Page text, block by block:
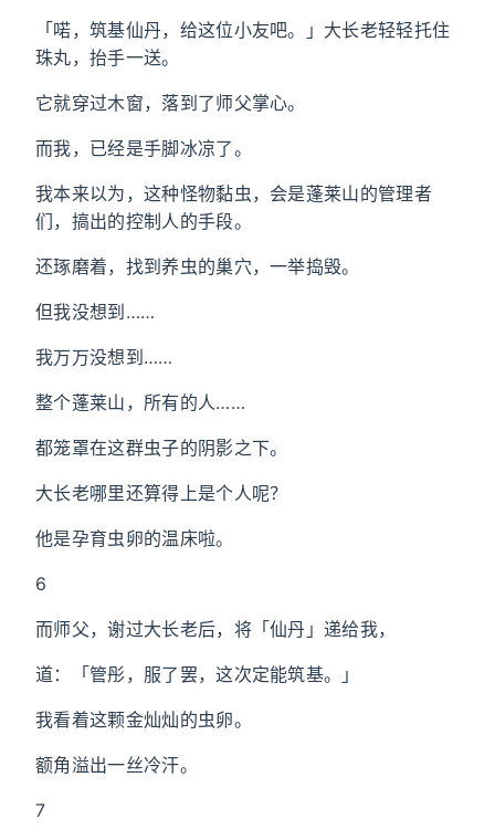
「喏，筑基仙丹，给这位小友吧。」大长老轻轻托住
珠丸，抬手一送。
它就穿过木窗，落到了师父掌心。
而我，已经是手脚冰凉了。
我本来以为，这种怪物黏虫，会是蓬莱山的管理者
们，搞出的控制人的手段。
还琢磨着，找到养虫的巢穴，一举捣毁。
但我没想到……
我万万没想到……
整个蓬莱山，所有的人……
都笼罩在这群虫子的阴影之下。
大长老哪里还算得上是个人呢？
他是孕育虫卵的温床啦。
6
而师父，谢过大长老后，将「仙丹」递给我，
道：「管彤，服了罢，这次定能筑基。」
我看着这颗金灿灿的虫卵。
额角溢出一丝冷汗。
7